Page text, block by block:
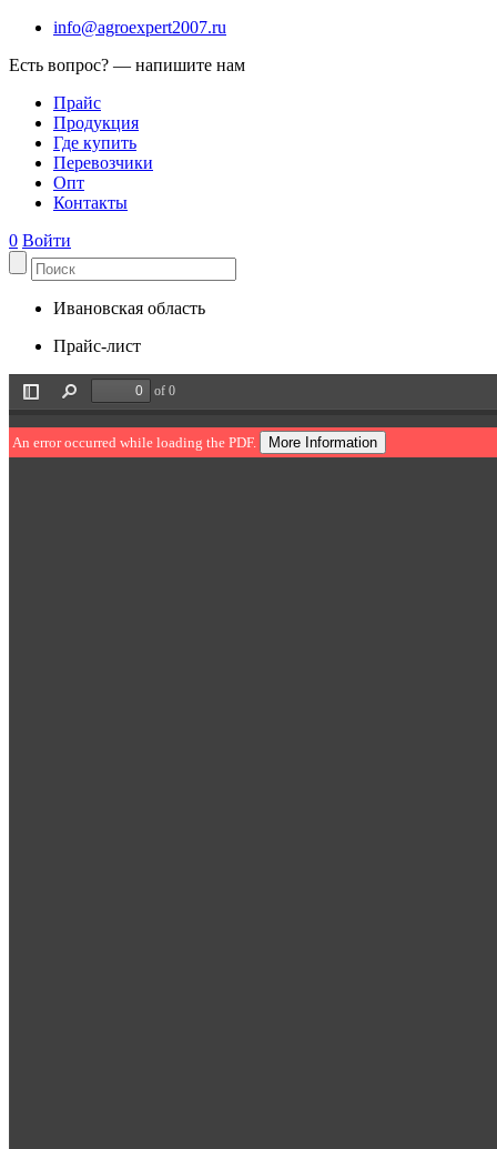
info@agroexpert2007.ru
Есть вопрос? — напишите нам
Прайс
Продукция
Где купить
Перевозчики
Опт
Контакты
0 Войти
Ивановская область
Прайс-лист
Toggle
Find
of 0
An error occurred while loading the PDF. More Information